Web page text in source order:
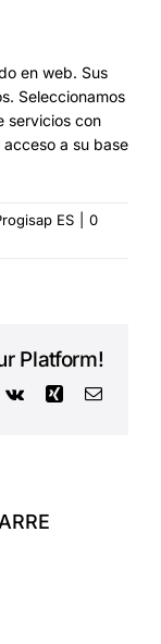
en web. Sus
Seleccionamos
servicios con
a su base
ES
0
Platform!
Vk Xing Courriel